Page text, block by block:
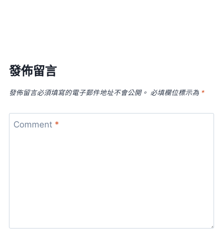
發佈留言
發佈留言必須填寫的電子郵件地址不會公開。 必填欄位標示為 *
Comment *